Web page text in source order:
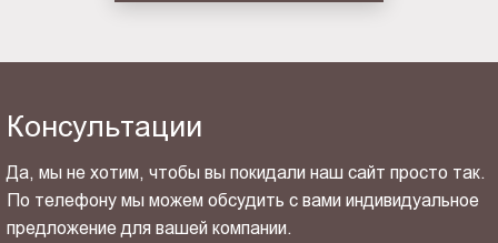
Консультации
Да, мы не хотим, чтобы вы покидали наш сайт просто так.
По телефону мы можем обсудить с вами индивидуальное
предложение для вашей компании.